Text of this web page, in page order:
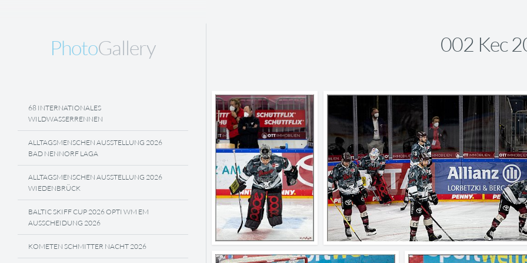
PhotoGallery
68 INTERNATIONALES
WILDWASSERRENNEN
ALLTAGSMENSCHEN AUSSTELLUNG 2026
BAD NENNORF LAGA
ALLTAGSMENSCHEN AUSSTELLUNG 2026
WIEDENBRÜCK
BALTIC SKIFF CUP 2026 OPTI WM EM
AUSSCHEIDUNG 2026
KOMETEN SCHMITTER NACHT 2026
002 Kec